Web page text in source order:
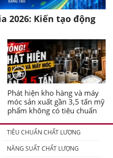
2026: Kiến tạo động
Phát hiện kho hàng và máy
móc sản xuất gần 3,5 tấn mỹ
phẩm không có tiêu chuẩn
TIÊU CHUẨN CHẤT LƯỢNG
NĂNG SUẤT CHẤT LƯỢNG